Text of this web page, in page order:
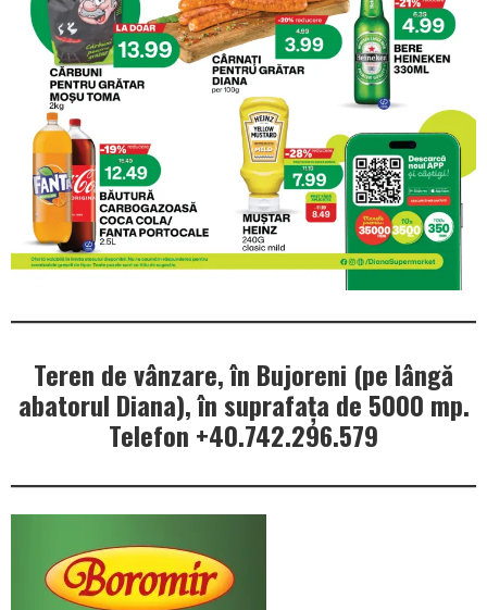
Teren de vânzare, în Bujoreni (pe lângă
abatorul Diana), în suprafața de 5000 mp.
Telefon +40.742.296.579